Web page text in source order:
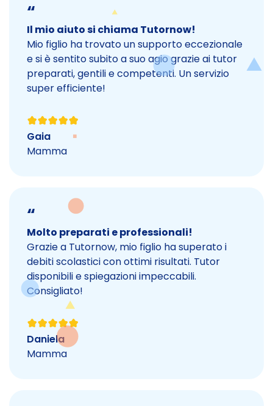
“
Il mio aiuto si chiama Tutornow!
Mio figlio ha trovato un supporto eccezionale
e si è sentito subito a suo agio grazie ai tutor
preparati, gentili e competenti. Un servizio
super efficiente!
Gaia
Mamma
“
Molto preparati e professionali!
Grazie a Tutornow, mio figlio ha superato i
debiti scolastici con ottimi risultati. Tutor
disponibili e spiegazioni impeccabili.
Consigliato!
Daniela
Mamma